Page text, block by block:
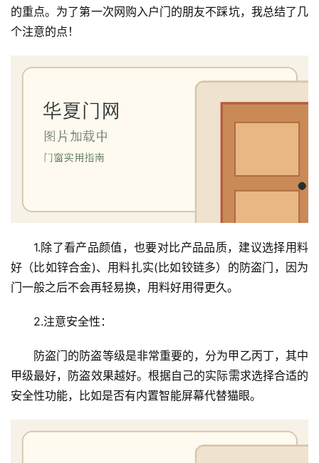
的重点。为了第一次网购入户门的朋友不踩坑，我总结了几
个注意的点！
1.除了看产品颜值，也要对比产品品质，建议选择用料
好（比如锌合金)、用料扎实(比如铰链多）的防盗门，因为
门一般之后不会再轻易换，用料好用得更久。
2.注意安全性：
防盗门的防盗等级是非常重要的，分为甲乙丙丁，其中
甲级最好，防盗效果越好。根据自己的实际需求选择合适的
安全性功能，比如是否有内置智能屏幕代替猫眼。